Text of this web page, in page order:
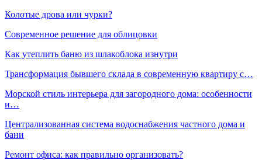
Колотые дрова или чурки?
Современное решение для облицовки
Как утеплить баню из шлакоблока изнутри
Трансформация бывшего склада в современную квартиру с…
Морской стиль интерьера для загородного дома: особенности
и…
Централизованная система водоснабжения частного дома и
бани
Ремонт офиса: как правильно организовать?